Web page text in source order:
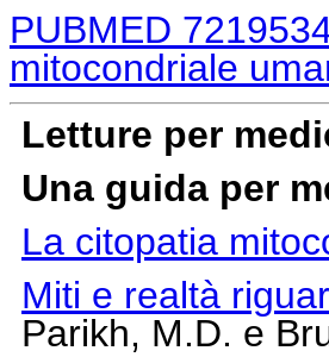
PUBMED
mitocondriale
Letture per
Una guida per
La citopatia
Miti e realtà
Parikh, M.D. e